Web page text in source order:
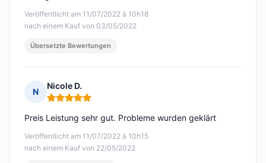
Veröffentlicht am 11/07/2022 à 10h18
nach einem Kauf von 03/05/2022
Übersetzte Bewertungen
N
Nicole D.
Hinweis: 5 von 5
Veröffentlicht am 11/07/2022 à 10h15
nach einem Kauf von 22/05/2022
Preis Leistung sehr gut. Probleme wurden geklärt